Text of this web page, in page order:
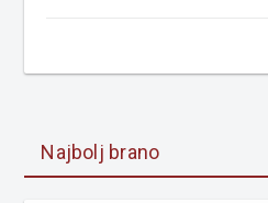
Najbolj brano